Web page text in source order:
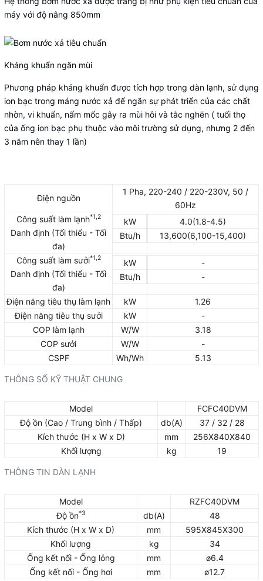
máy với độ nâng 850mm
Kháng khuẩn ngăn mùi
Phương pháp kháng khuẩn được tích hợp trong dàn lạnh, sử dụng
ion bạc trong máng nước xả để ngăn sự phát triển của các chất
nhờn, vi khuẩn, nấm mốc gây ra mùi hôi và tắc nghẽn ( tuổi thọ
của ống ion bạc phụ thuộc vào môi trường sử dụng, nhưng 2 đến
3 năm nên thay 1 lần)
THÔNG SỐ KỸ THUẬT CHUNG
Điện nguồn
1 Pha, 220-240 / 220-230V, 50 /
60Hz
Công suất làm lạnh*1,2
Danh định (Tối thiểu - Tối
đa)
kW
Btu/h
4.0(1.8-4.5)
13,600(6,100-15,400)
Công suất làm sưởi*1,2
Danh định (Tối thiểu - Tối
đa)
kW
Btu/h
-
-
Điện năng tiêu thụ làm lạnh kW
1.26
Điện năng tiêu thụ sưởi
kW
-
COP làm lạnh
W/W
3.18
COP sưởi
W/W
-
CSPF
Wh/Wh 5.13
THÔNG TIN DÀN LẠNH
Model
FCFC40DVM
Độ ồn (Cao / Trung bình / Thấp)
db(A)
37 / 32 / 28
Kích thước (H x W x D)
mm
256X840X840
Khối lượng
kg 19
Model
RZFC40DVM
Độ ồn*3 db(A)
48
Kích thước (H x W x D)
mm
595X845X300
Khối lượng
kg
34
Ống kết nối - Ống lỏng
mm
ø6.4
Ống kết nối - Ống hơi
mm ø12.7